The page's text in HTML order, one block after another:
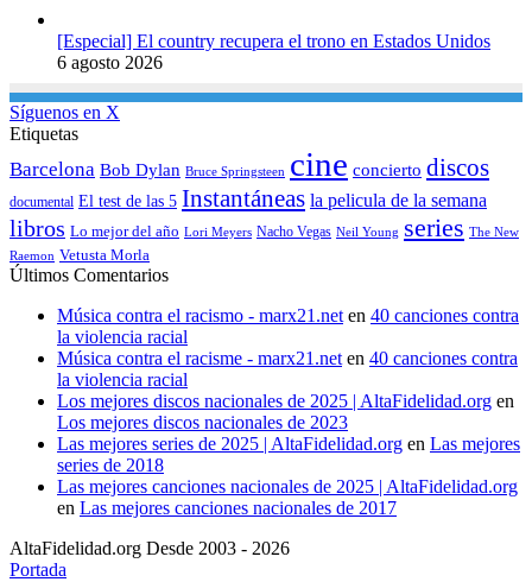
[Especial] El country recupera el trono en Estados Unidos
6 agosto 2026
Síguenos en X
Etiquetas
Barcelona Bob Dylan Bruce Springsteen cine concierto discos
documental El test de las 5 Instantáneas la pelicula de la semana
libros Lo mejor del año Lori Meyers Nacho Vegas Neil Young series The New
Raemon Vetusta Morla
Últimos Comentarios
Música contra el racismo - marx21.neten 40 canciones contra
la violencia racial
Música contra el racisme - marx21.neten 40 canciones contra
la violencia racial
Los mejores discos nacionales de 2025 | AltaFidelidad.org en
Los mejores discos nacionales de 2023
Las mejores series de 2025 | AltaFidelidad.org en Las mejores
series de 2018
Las mejores canciones nacionales de 2025 | AltaFidelidad.org
en Las mejores canciones nacionales de 2017
AltaFidelidad.org Desde 2003 - 2026
Portada